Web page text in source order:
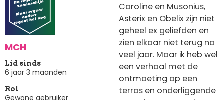
MCH
Lid sinds
6 jaar 3 maanden
Rol
Gewone gebruiker
Caroline en Musonius,
Asterix en Obelix zijn niet
geheel ex geliefden en
zien elkaar niet terug na
veel jaar. Maar ik heb wel
een verhaal met de
ontmoeting op een
terras en onderliggende